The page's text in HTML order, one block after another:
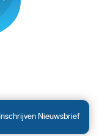
Inschrijven Nieuwsbrief